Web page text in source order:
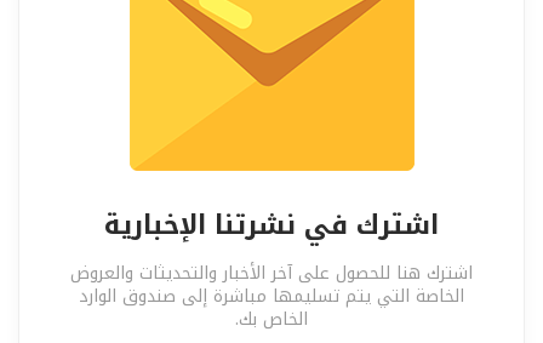
اشترك في نشرتنا الإخبارية
اشترك هنا للحصول على آخر الأخبار والتحديثات والعروض
الخاصة التي يتم تسليمها مباشرة إلى صندوق الوارد
الخاص بك.